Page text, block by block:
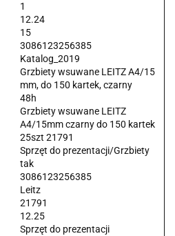
1
12.24
15
3086123256385
Katalog_2019
Grzbiety wsuwane LEITZ A4/15
mm, do 150 kartek, czarny
48h
Grzbiety wsuwane LEITZ
A4/15mm czarny do 150 kartek
25szt 21791
Sprzęt do prezentacji/Grzbiety
tak
3086123256385
Leitz
21791
12.25
Sprzęt do prezentacji